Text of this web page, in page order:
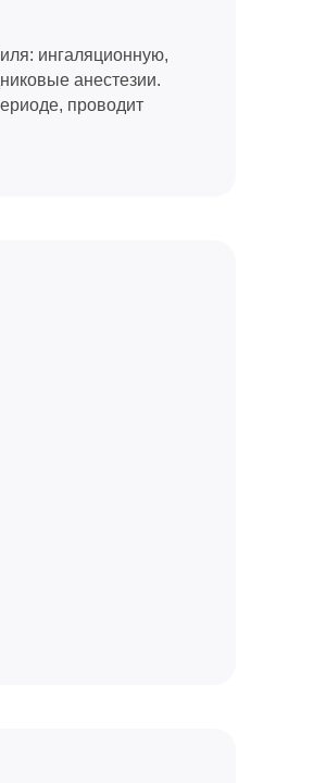
ингаляционную,
анестезии.
проводит